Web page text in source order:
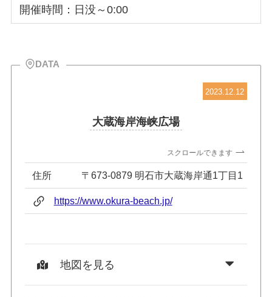
開催時間：日没～0:00
DATA
2023.12.12
大蔵海岸海峡広場
スクロールできます
住所 〒673-0879 明石市大蔵海岸通1丁目1
https://www.okura-beach.jp/
地図を見る